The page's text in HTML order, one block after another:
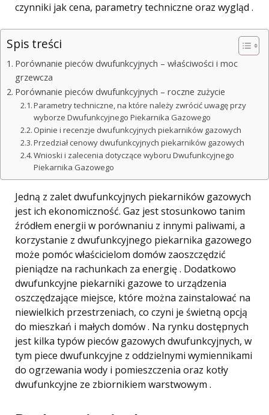
czynniki jak cena, parametry techniczne oraz wygląd .
Spis treści
Porównanie pieców dwufunkcyjnych – właściwości i moc
grzewcza
Porównanie pieców dwufunkcyjnych – roczne zużycie
Parametry techniczne, na które należy zwrócić uwagę przy
wyborze Dwufunkcyjnego Piekarnika Gazowego
Opinie i recenzje dwufunkcyjnych piekarników gazowych
Przedział cenowy dwufunkcyjnych piekarników gazowych
Wnioski i zalecenia dotyczące wyboru Dwufunkcyjnego
Piekarnika Gazowego
Jedną z zalet dwufunkcyjnych piekarników gazowych
jest ich ekonomiczność. Gaz jest stosunkowo tanim
źródłem energii w porównaniu z innymi paliwami, a
korzystanie z dwufunkcyjnego piekarnika gazowego
może pomóc właścicielom domów zaoszczędzić
pieniądze na rachunkach za energię . Dodatkowo
dwufunkcyjne piekarniki gazowe to urządzenia
oszczędzające miejsce, które można zainstalować na
niewielkich przestrzeniach, co czyni je świetną opcją
do mieszkań i małych domów . Na rynku dostępnych
jest kilka typów pieców gazowych dwufunkcyjnych, w
tym piece dwufunkcyjne z oddzielnymi wymiennikami
do ogrzewania wody i pomieszczenia oraz kotły
dwufunkcyjne ze zbiornikiem warstwowym .